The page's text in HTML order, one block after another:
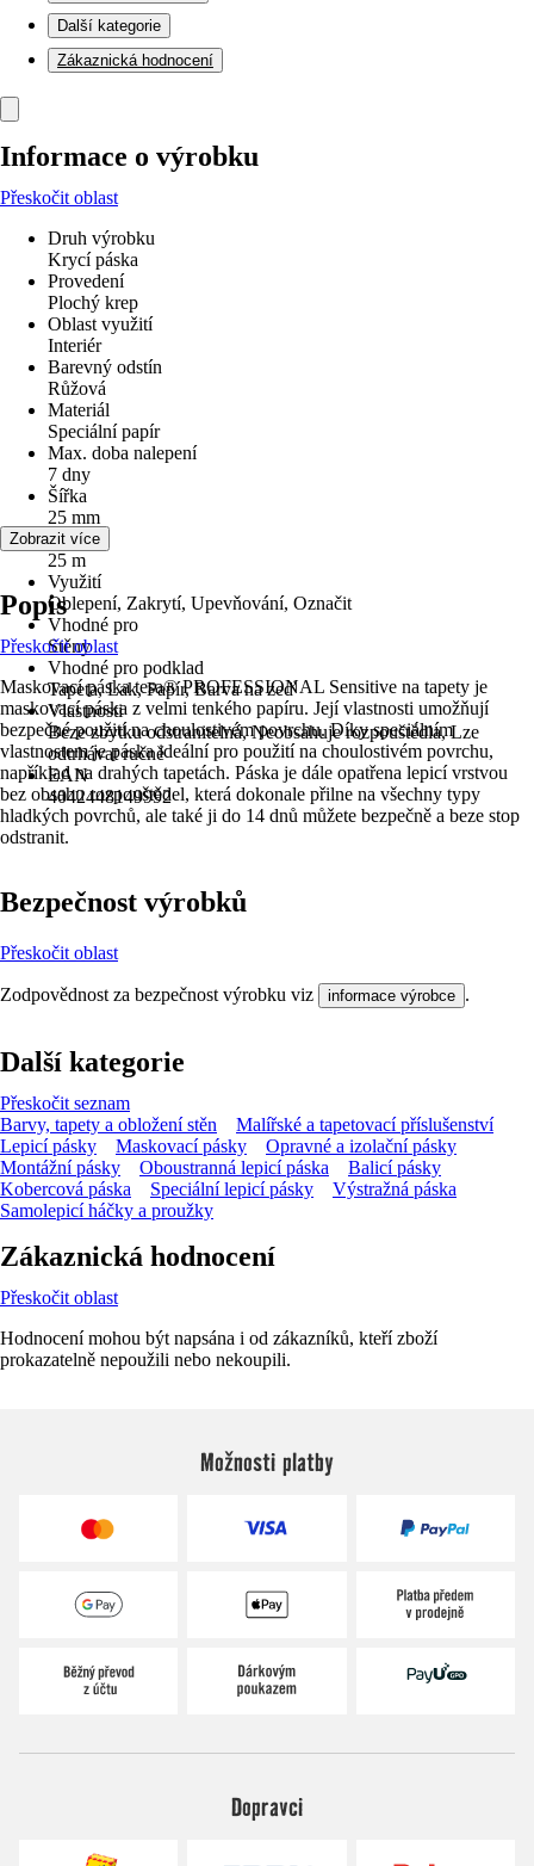
Další kategorie
Zákaznická hodnocení
Informace o výrobku
Přeskočit oblast
Druh výrobku
Krycí páska
Provedení
Plochý krep
Oblast využití
Interiér
Barevný odstín
Růžová
Materiál
Speciální papír
Max. doba nalepení
7 dny
Šířka
25 mm
Délka
25 m
Využití
Oblepení, Zakrytí, Upevňování, Označit
Vhodné pro
Stěny
Vhodné pro podklad
Tapeta, Lak, Papír, Barva na zeď
Vlastnosti
Beze zbytku odstranitelná, Neobsahuje rozpouštědla, Lze
odtrhávat ručně
EAN
4042448149992
Zobrazit více
Popis
Přeskočit oblast
Maskovací páska tesa® PROFESSIONAL Sensitive na tapety je
maskovací páska z velmi tenkého papíru. Její vlastnosti umožňují
bezpečné použití na choulostivém povrchu. Díky speciálním
vlastnostem je páska ideální pro použití na choulostivém povrchu,
například na drahých tapetách. Páska je dále opatřena lepicí vrstvou
bez obsahu rozpouštědel, která dokonale přilne na všechny typy
hladkých povrchů, ale také ji do 14 dnů můžete bezpečně a beze stop
odstranit.
Bezpečnost výrobků
Přeskočit oblast
Zodpovědnost za bezpečnost výrobku viz informace výrobce .
Další kategorie
Přeskočit seznam
Barvy, tapety a obložení stěn
Malířské a tapetovací příslušenství
Lepicí pásky
Maskovací pásky
Opravné a izolační pásky
Montážní pásky
Oboustranná lepicí páska
Balicí pásky
Kobercová páska
Speciální lepicí pásky
Výstražná páska
Samolepicí háčky a proužky
Zákaznická hodnocení
Přeskočit oblast
Hodnocení mohou být napsána i od zákazníků, kteří zboží
prokazatelně nepoužili nebo nekoupili.
Možnosti platby
Dopravci